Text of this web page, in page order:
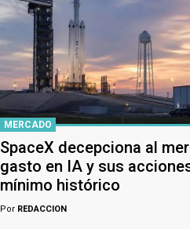
MERCADO
SpaceX decepciona al
gasto en IA y sus
mínimo histórico
Por REDACCION